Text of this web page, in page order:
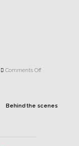
Comments Offon
Behind the scenes